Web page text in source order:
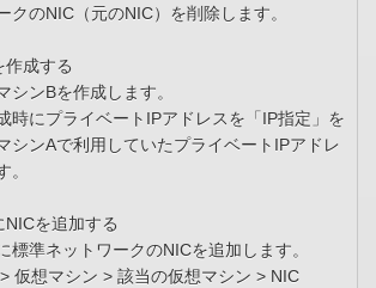
クのNIC（元のNIC）を削除します。
作成する
シンBを作成します。
時にプライベートIPアドレスを「IP指定」を
シンAで利用していたプライベートIPアドレ
。
を追加する
標準ネットワークのNICを追加します。
仮想マシン > 該当の仮想マシン > NIC